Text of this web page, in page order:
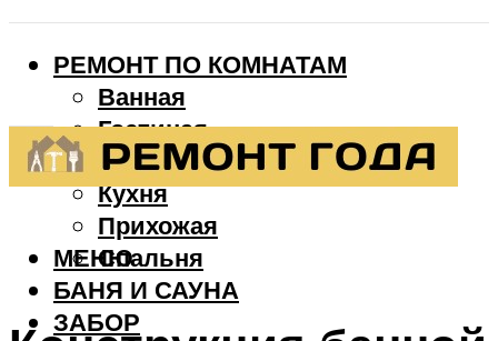
РЕМОНТ ПО КОМНАТАМ
Ванная
Гостиная
Детская
Кухня
Прихожая
Спальня
БАНЯ И САУНА
ЗАБОР
МЕНЮ